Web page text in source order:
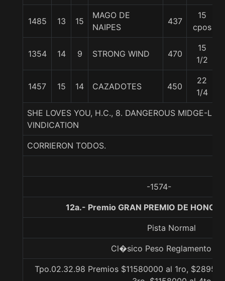
1485 13 15
MAGO DE
NAIPES
437
15
cpos
1354 14 9 STRONG WIND 470
15
1/2
1457 15 14 CAZADOTES 450
22
1/4
SHE LOVES YOU, H.C., 8. DANGEROUS MIDGE-
VINDICATION
CORRIERON TODOS.
-1574-
12a.- Premio GRAN PREMIO DE
Pista Normal
Cl�sico Peso Reglamento
Tpo.02.32.98 Premios $11580000 al 1ro,